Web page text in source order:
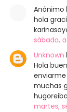
Anónimo
hola
sábado,
Unknown
Hola
muchas
martes,